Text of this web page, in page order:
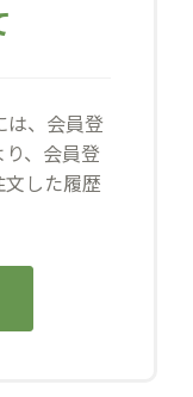
は、会員登
り、会員登
した履歴